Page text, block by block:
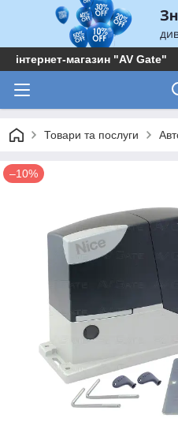
інтернет-магазин "AV Gate"
Товари та послуги
–10%